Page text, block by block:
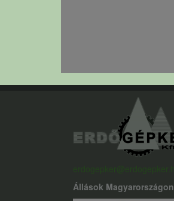
Állások Magyarországon